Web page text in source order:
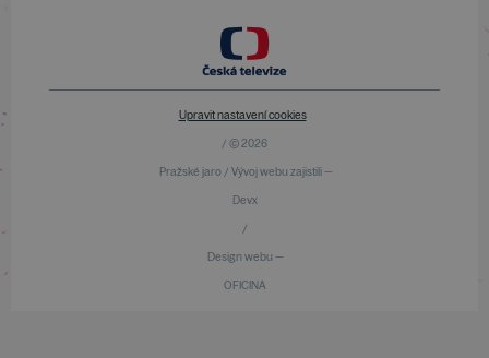
Upravit nastavení cookies
/ © 2026
Pražské jaro / Vývoj webu zajistili —
Devx
/
Design webu —
OFICINA